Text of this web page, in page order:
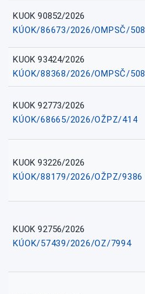
KUOK 90852/2026
KÚOK/86673/2026/OMPSČ/508
KUOK 93424/2026
KÚOK/88368/2026/OMPSČ/508
KUOK 92773/2026
KÚOK/68665/2026/OŽPZ/414
KUOK 93226/2026
KÚOK/88179/2026/OŽPZ/9386
KUOK 92756/2026
KÚOK/57439/2026/OZ/7994